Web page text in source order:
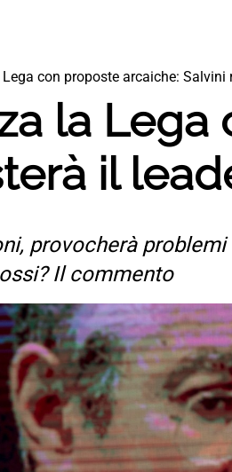
con proposte arcaiche: Salvini
la
il
provocherà
Il commento